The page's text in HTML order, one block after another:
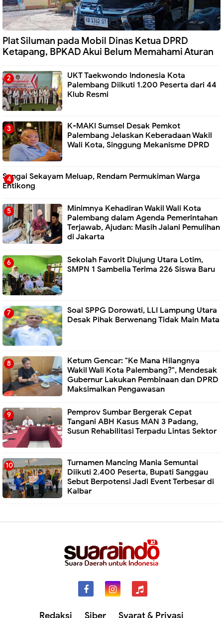
Plat Siluman pada Mobil Dinas Ketua DPRD
Ketapang, BPKAD Akui Belum Memahami Aturan
UKT Taekwondo Indonesia Kota
Palembang Diikuti 1.200 Peserta dari 44
Klub Resmi
K-MAKI Sumsel Desak Pemkot
Palembang Jelaskan Keberadaan Wakil
Wali Kota, Singgung Mekanisme DPRD
Sungai Sekayam Meluap, Rendam Permukiman Warga
Entikong
Minimnya Kehadiran Wakil Wali Kota
Palembang dalam Agenda Pemerintahan
Terjawab, Ajudan: Masih Jalani Pemulihan
di Jakarta
Sekolah Favorit Diujung Utara Lotim,
SMPN 1 Sambelia Terima 226 Siswa Baru ‎
Soal SPPG Dorowati, LLI Lampung Utara
Desak Pihak Berwenang Tidak Main Mata
Ketum Gencar: "Ke Mana Hilangnya
Wakil Wali Kota Palembang?", Mendesak
Gubernur Lakukan Pembinaan dan DPRD
Maksimalkan Pengawasan
Pemprov Sumbar Bergerak Cepat
Tangani ABH Kasus MAN 3 Padang,
Susun Rehabilitasi Terpadu Lintas Sektor
Turnamen Mancing Mania Semuntai
Diikuti 2.400 Peserta, Bupati Sanggau
Sebut Berpotensi Jadi Event Terbesar di
Kalbar
Redaksi Siber Syarat & Privasi